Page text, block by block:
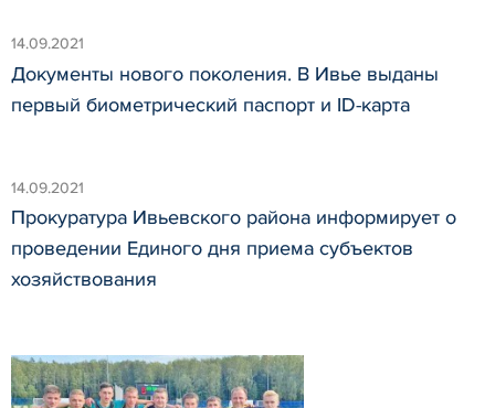
14.09.2021
Документы нового поколения. В Ивье выданы
первый биометрический паспорт и ID-карта
14.09.2021
Прокуратура Ивьевского района информирует о
проведении Единого дня приема субъектов
хозяйствования